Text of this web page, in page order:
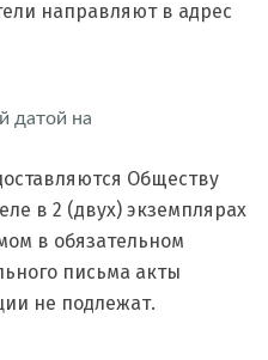
направляют в адрес
датой на
Обществу
в 2 (двух) экземплярах
в обязательном
письма акты
не подлежат.